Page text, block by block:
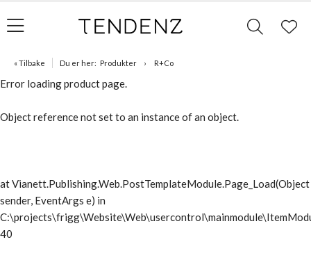
« Tilbake Du er her: Produkter R+Co
Error loading product page.
Object reference not set to an instance of an object.
at Vianett.Publishing.Web.PostTemplateModule.Page_Load(Object
sender, EventArgs e) in
40